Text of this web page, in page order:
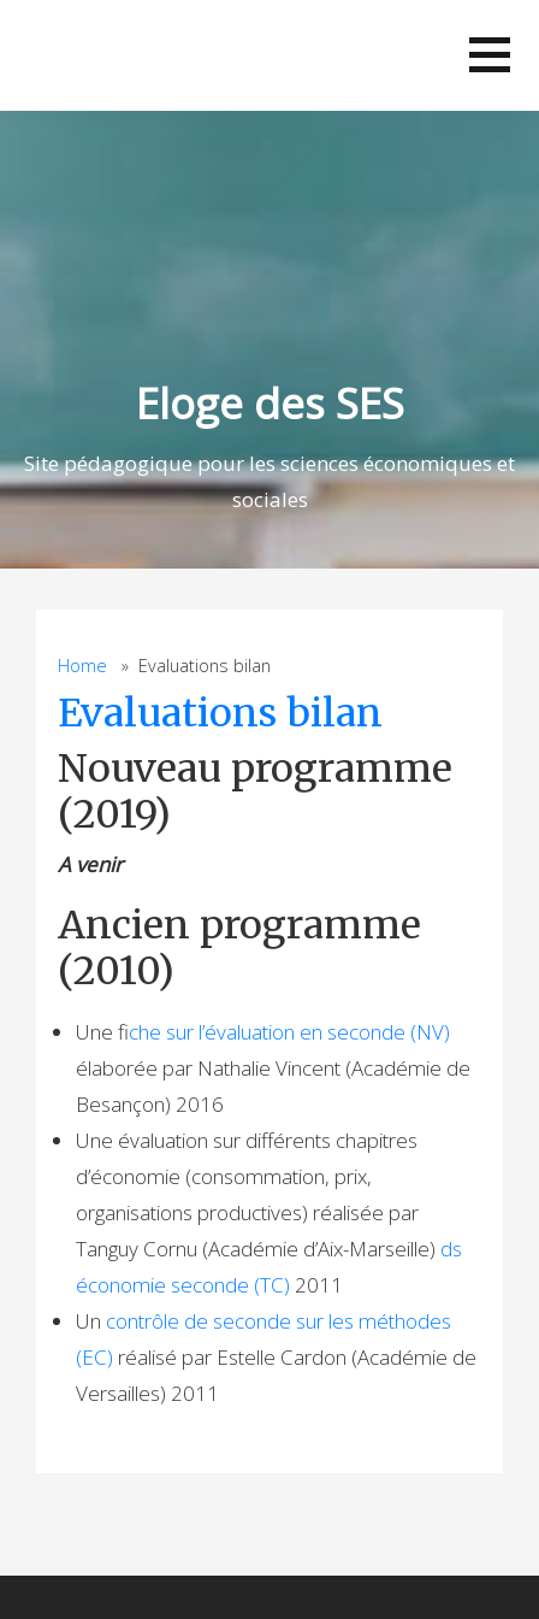
Eloge des SES
Site pédagogique pour les sciences économiques et
sociales
Home » Evaluations bilan
Evaluations bilan
Nouveau programme
(2019)
A venir
Ancien programme
(2010)
Une fiche sur l’évaluation en seconde (NV)
élaborée par Nathalie Vincent (Académie de
Besançon) 2016
Une évaluation sur différents chapitres
d’économie (consommation, prix,
organisations productives) réalisée par
Tanguy Cornu (Académie d’Aix-Marseille) ds
économie seconde (TC) 2011
Un contrôle de seconde sur les méthodes
(EC) réalisé par Estelle Cardon (Académie de
Versailles) 2011